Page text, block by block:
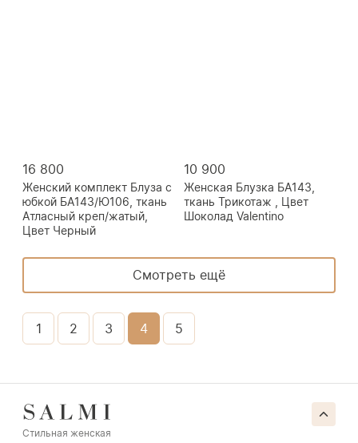
16 800
Женский комплект Блуза с
юбкой БА143/Ю106, ткань
Атласный креп/жатый,
Цвет Черный
10 900
Женская Блузка БА143,
ткань Трикотаж , Цвет
Шоколад Valentino
Смотреть ещё
1 2 3 4 5
Стильная женская